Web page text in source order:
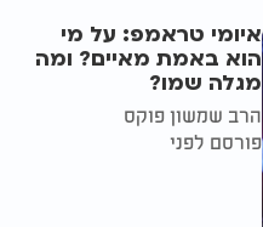
איומי טראמפ: על מי
הוא באמת מאיים? ומה
מגלה שמו?
הרב שמשון פוקס
פורסם לפני